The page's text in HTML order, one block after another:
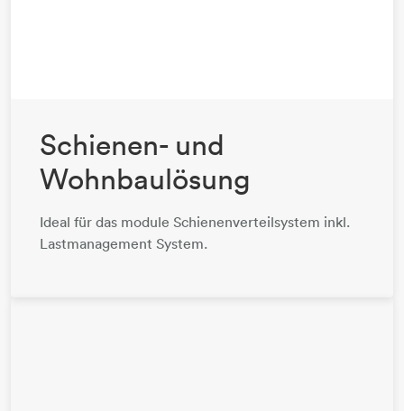
Schienen- und
Wohnbaulösung
Ideal für das module Schienenverteilsystem inkl.
Lastmanagement System.